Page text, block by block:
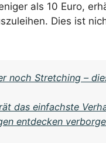
als 10 Euro,
Dies ist
noch Stretching –
das einfachste
entdecken